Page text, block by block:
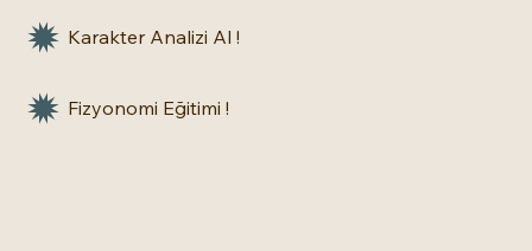
Karakter Analizi Al !
Fizyonomi Eğitimi !